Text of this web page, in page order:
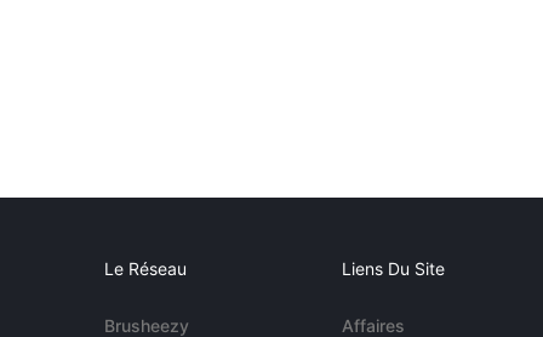
Le Réseau
Brusheezy
Liens Du Site
Affaires